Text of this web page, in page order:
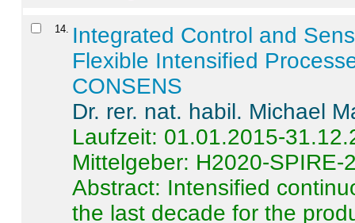
14
Integrated Control and
Flexible Intensified
CONSENS
Dr. rer. nat. habil. Michael
Laufzeit: 01.01.2015-
Mittelgeber: H2020-SPIRE-
Abstract: Intensified
the last decade for the